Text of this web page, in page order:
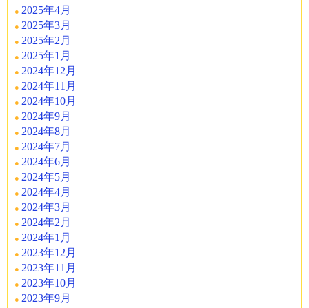
2025年4月
2025年3月
2025年2月
2025年1月
2024年12月
2024年11月
2024年10月
2024年9月
2024年8月
2024年7月
2024年6月
2024年5月
2024年4月
2024年3月
2024年2月
2024年1月
2023年12月
2023年11月
2023年10月
2023年9月